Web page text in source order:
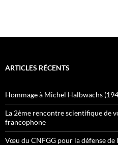
ARTICLES RÉCENTS
Hommage à Michel Halbwachs
La 2ème rencontre scientifique de
francophone
Vœu du CNFGG pour la défense de